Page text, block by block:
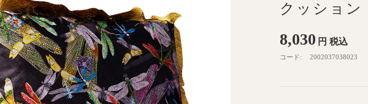
クッション
8,030 円 税込
コード: 2002037038023